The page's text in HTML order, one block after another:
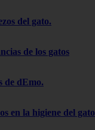
del gato.
de los gatos
de dEmo.
en la higiene del gato